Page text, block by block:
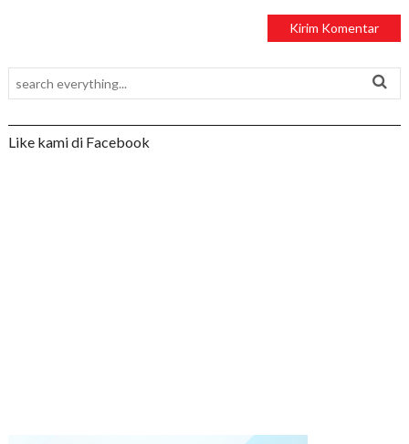
Like kami di Facebook